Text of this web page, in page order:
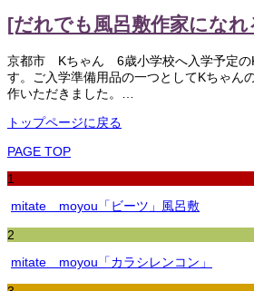
[だれでも風呂敷作家になれ
京都市 Kちゃん 6歳小学校へ入学予定の
す。ご入学準備用品の一つとしてKちゃん
作いただきました。…
トップページに戻る
PAGE TOP
1
mitate moyou「ビーツ」風呂敷
2
mitate moyou「カラシレンコン」